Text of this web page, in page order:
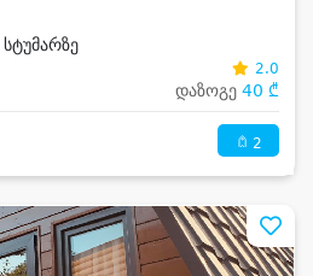
2.0
დაზოგე 40 ₾
2